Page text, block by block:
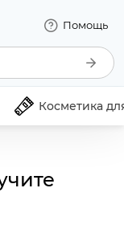
Помощь
Косметика